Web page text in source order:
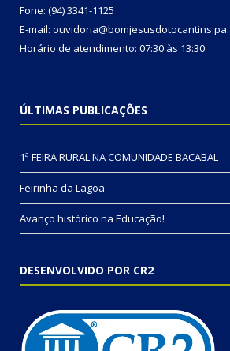
Fone: (94) 3341-1125
E-mail:
Horário de atendimento: 07:30 às 13:30
ÚLTIMAS PUBLICAÇÕES
1ª FEIRA RURAL NA COMUNIDADE BACABAL
Feirinha da Lagoa
Avanço histórico na Educação!
DESENVOLVIDO POR CR2